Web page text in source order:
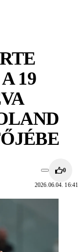
19
0
2026.06.04. 16:41